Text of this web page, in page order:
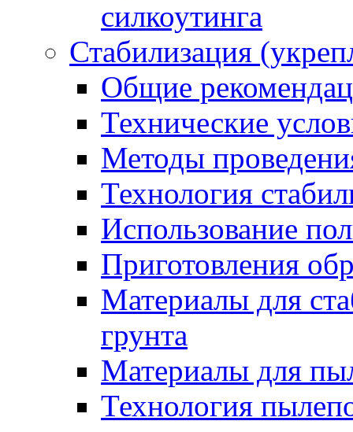
силкоутинга
Стабилизация
Общие
Технические
Методы
Технология
Использование
Приготовления
Материалы для
грунта
Материалы для
Технология